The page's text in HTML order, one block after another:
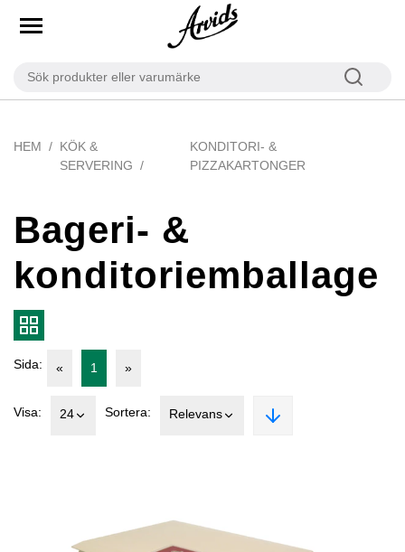
HEM
KÖK &
SERVERING
KONDITORI- &
PIZZAKARTONGER
Bageri- &
konditoriemballage
Sida: « 1 »
Visa: 24 Sortera: Relevans